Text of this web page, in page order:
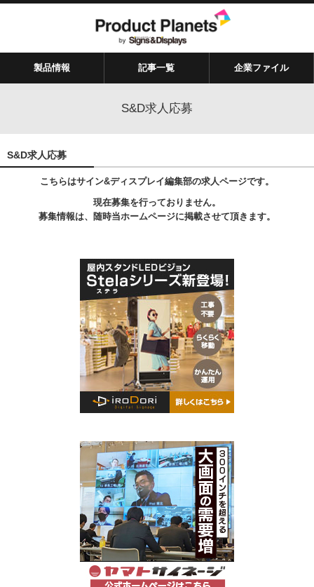
製品情報 記事一覧 企業ファイル
S&D求人応募
S&D求人応募
こちらはサイン&ディスプレイ編集部の求人ページです。
現在募集を行っておりません。
募集情報は、随時当ホームページに掲載させて頂きます。